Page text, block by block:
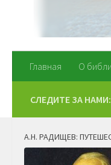
Главная О
СЛЕДИТЕ ЗА НАМИ:
А.Н. РАДИЩЕВ: